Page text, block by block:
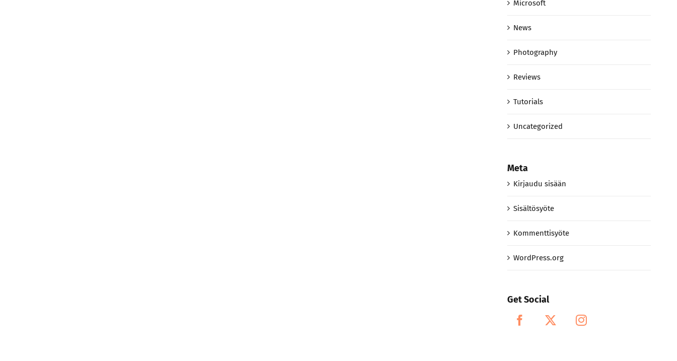
Microsoft
News
Photography
Reviews
Tutorials
Uncategorized
Meta
Kirjaudu sisään
Sisältösyöte
Kommenttisyöte
WordPress.org
Get Social